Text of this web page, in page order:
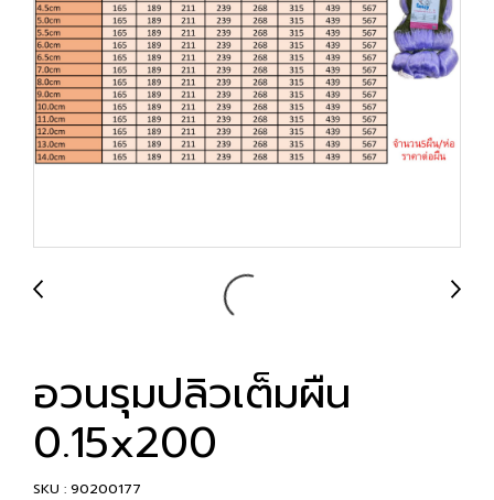
อวนรุมปลิวเต็มผืน
0.15x200
SKU : 90200177